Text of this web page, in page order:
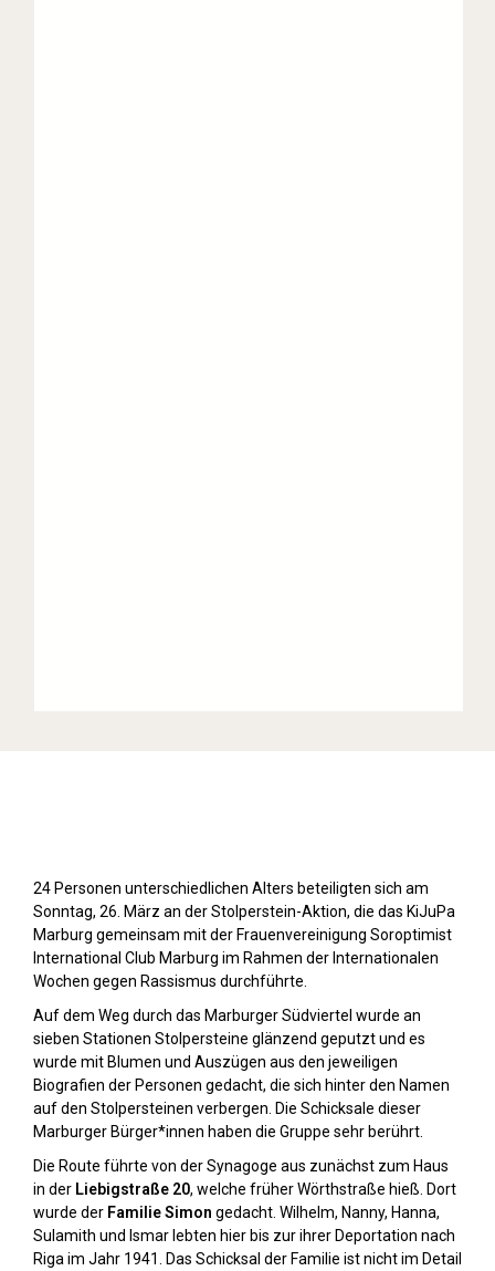
24 Personen unterschiedlichen Alters beteiligten sich am
Sonntag, 26. März an der Stolperstein-Aktion, die das KiJuPa
Marburg gemeinsam mit der Frauenvereinigung Soroptimist
International Club Marburg im Rahmen der Internationalen
Wochen gegen Rassismus durchführte.
Auf dem Weg durch das Marburger Südviertel wurde an
sieben Stationen Stolpersteine glänzend geputzt und es
wurde mit Blumen und Auszügen aus den jeweiligen
Biografien der Personen gedacht, die sich hinter den Namen
auf den Stolpersteinen verbergen. Die Schicksale dieser
Marburger Bürger*innen haben die Gruppe sehr berührt.
Die Route führte von der Synagoge aus zunächst zum Haus
in der Liebigstraße 20, welche früher Wörthstraße hieß. Dort
wurde der Familie Simon gedacht. Wilhelm, Nanny, Hanna,
Sulamith und Ismar lebten hier bis zur ihrer Deportation nach
Riga im Jahr 1941. Das Schicksal der Familie ist nicht im Detail